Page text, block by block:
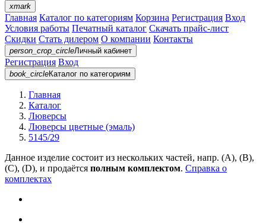
xmark
Главная Каталог по категориям Корзина Регистрация Вход
Условия работы Печатный каталог Скачать прайс-лист
Скидки Стать дилером О компании Контакты
person_crop_circleЛичный кабинет
Регистрация Вход
book_circleКаталог по категориям
Главная
Каталог
Люверсы
Люверсы цветные (эмаль)
5145/29
Данное изделие состоит из нескольких частей, напр. (А), (B),
(С), (D), и продаётся полным комплектом. Справка о
комплектах